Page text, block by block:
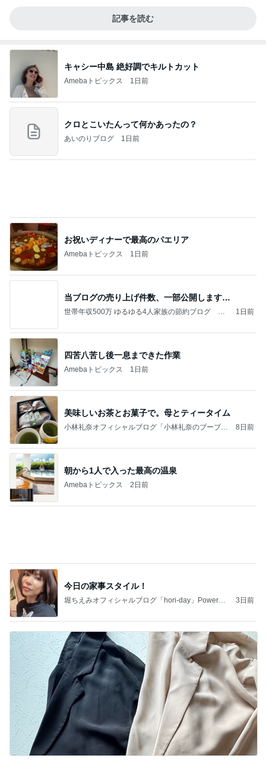
あいのりブログ 1日前
お祝いディナーで最高のパエリア
Amebaトピックス 1日前
当ブログの売り上げ件数、一部公開します…
世帯年収500万 ゆるゆる4人家族の節約ブログ 〜
美味しいお茶とお菓子で。母とティータイム
小林礼奈オフィシャルブログ「小林礼奈のブーブー
朝から1人で入った最高の温泉
Amebaトピックス 2日前
今日の家事スタイル！
堀ちえみオフィシャルブログ「hori-day」Powered